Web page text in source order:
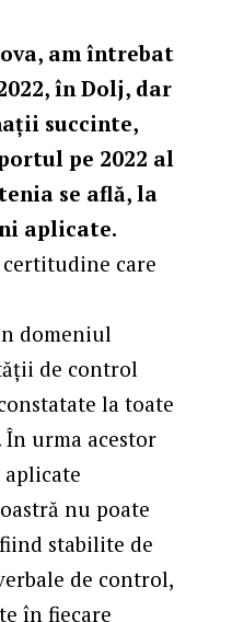
am întrebat
în Dolj, dar
succinte,
pe 2022 al
se află, la
aplicate.
care
domeniul
de control
la toate
urma acestor
nu poate
stabilite de
de control,
în fiecare